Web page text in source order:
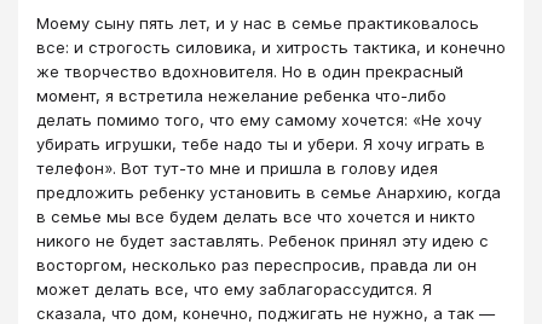
Моему сыну пять лет, и у нас в семье практиковалось
все: и строгость силовика, и хитрость тактика, и конечно
же творчество вдохновителя. Но в один прекрасный
момент, я встретила нежелание ребенка что-либо
делать помимо того, что ему самому хочется: «Не хочу
убирать игрушки, тебе надо ты и убери. Я хочу играть в
телефон». Вот тут-то мне и пришла в голову идея
предложить ребенку установить в семье Анархию, когда
в семье мы все будем делать все что хочется и никто
никого не будет заставлять. Ребенок принял эту идею с
восторгом, несколько раз переспросив, правда ли он
может делать все, что ему заблагорассудится. Я
сказала, что дом, конечно, поджигать не нужно, а так —